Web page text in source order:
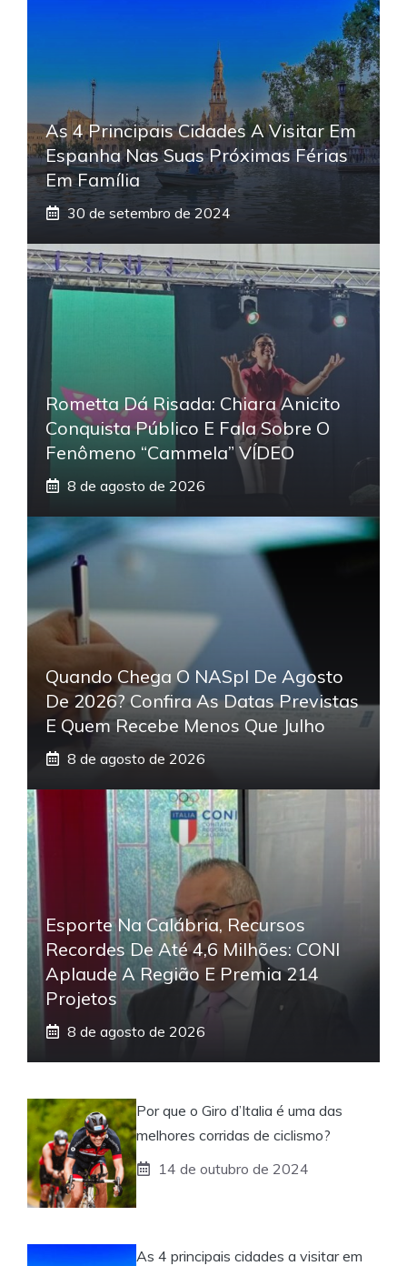
As 4 Principais Cidades A Visitar Em
Espanha Nas Suas Próximas Férias
Em Família
30 de setembro de 2024
Rometta Dá Risada: Chiara Anicito
Conquista Público E Fala Sobre O
Fenômeno “Cammela” VÍDEO
8 de agosto de 2026
Quando Chega O NASpI De Agosto
De 2026? Confira As Datas Previstas
E Quem Recebe Menos Que Julho
8 de agosto de 2026
Esporte Na Calábria, Recursos
Recordes De Até 4,6 Milhões: CONI
Aplaude A Região E Premia 214
Projetos
8 de agosto de 2026
Por que o Giro d’Italia é uma das
melhores corridas de ciclismo?
14 de outubro de 2024
As 4 principais cidades a visitar em